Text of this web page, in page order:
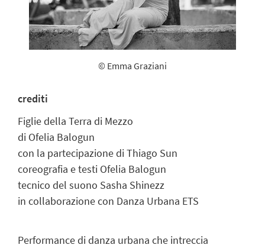
© Emma Graziani
crediti
Figlie della Terra di Mezzo
di Ofelia Balogun
con la partecipazione di Thiago Sun
coreografia e testi Ofelia Balogun
tecnico del suono Sasha Shinezz
in collaborazione con Danza Urbana ETS
Performance di danza urbana che intreccia